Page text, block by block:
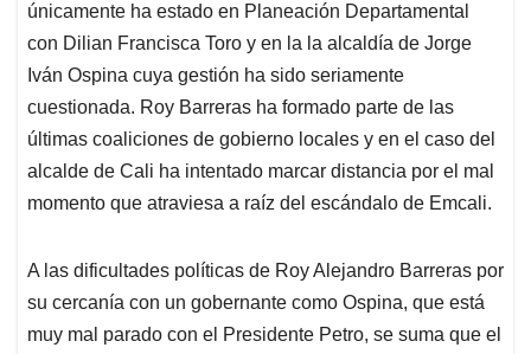
únicamente ha estado en Planeación Departamental
con Dilian Francisca Toro y en la la alcaldía de Jorge
Iván Ospina cuya gestión ha sido seriamente
cuestionada. Roy Barreras ha formado parte de las
últimas coaliciones de gobierno locales y en el caso del
alcalde de Cali ha intentado marcar distancia por el mal
momento que atraviesa a raíz del escándalo de Emcali.
A las dificultades políticas de Roy Alejandro Barreras por
su cercanía con un gobernante como Ospina, que está
muy mal parado con el Presidente Petro, se suma que el